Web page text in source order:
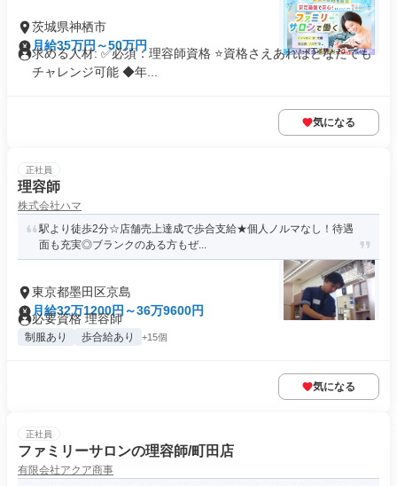
茨城県神栖市
月給35万円～50万円
求める人材: ✅必須：理容師資格 ⭐️資格さえあればどなたでも
チャレンジ可能 ◆年...
気になる
正社員
理容師
株式会社ハマ
駅より徒歩2分☆店舗売上達成で歩合支給★個人ノルマなし！待遇
面も充実◎ブランクのある方もぜ...
東京都墨田区京島
月給32万1200円～36万9600円
必要資格 理容師
制服あり 歩合給あり +15個
気になる
正社員
ファミリーサロンの理容師/町田店
有限会社アクア商事